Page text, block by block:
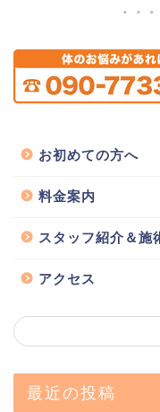
お初めての方へ
料金案内
スタッフ紹介＆施
アクセス
最近の投稿